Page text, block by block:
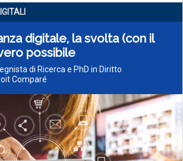
digitale, la svolta (con il
possibile
di Ricerca e PhD in Diritto
Comparé